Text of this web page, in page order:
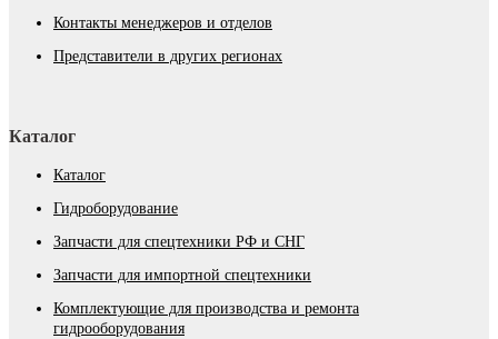
Контакты менеджеров и отделов
Представители в других регионах
Каталог
Каталог
Гидроборудование
Запчасти для спецтехники РФ и СНГ
Запчасти для импортной спецтехники
Комплектующие для производства и ремонта
гидрооборудования